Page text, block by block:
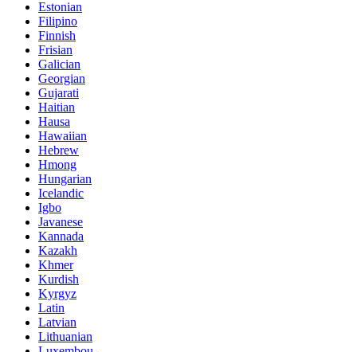
Estonian
Filipino
Finnish
Frisian
Galician
Georgian
Gujarati
Haitian
Hausa
Hawaiian
Hebrew
Hmong
Hungarian
Icelandic
Igbo
Javanese
Kannada
Kazakh
Khmer
Kurdish
Kyrgyz
Latin
Latvian
Lithuanian